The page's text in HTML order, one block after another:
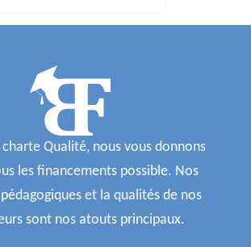
Qualité, nous vous donnons
les financements possible. Nos
et la qualités de nos
sont nos atouts principaux.